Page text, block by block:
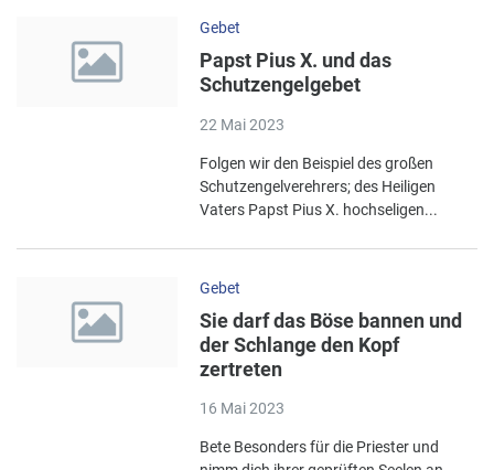
Gebet
Papst Pius X. und das
Schutzengelgebet
22 Mai 2023
Folgen wir den Beispiel des großen
Schutzengelverehrers; des Heiligen
Vaters Papst Pius X. hochseligen...
Gebet
Sie darf das Böse bannen und
der Schlange den Kopf
zertreten
16 Mai 2023
Bete Besonders für die Priester und